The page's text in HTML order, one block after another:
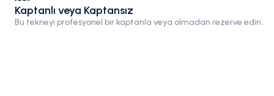
Kaptanlı veya Kaptansız
Bu tekneyi profesyonel bir kaptanla veya olmadan rezerve edin.